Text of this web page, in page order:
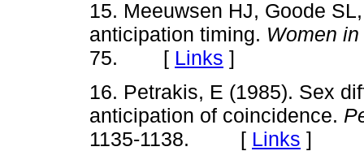
15. Meeuwsen HJ, Goode
anticipation timing. Women
75. [ Links ]
16. Petrakis, E (1985). Sex
anticipation of coincidence.
1135-1138. [ Links ]